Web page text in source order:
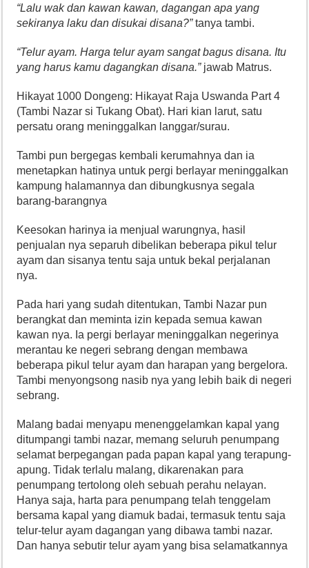
“Lalu wak dan kawan kawan, dagangan apa yang
sekiranya laku dan disukai disana?”tanya tambi.
“Telur ayam. Harga telur ayam sangat bagus disana. Itu
yang harus kamu dagangkan disana.”jawab Matrus.
Hikayat 1000 Dongeng: Hikayat Raja Uswanda Part 4
(Tambi Nazar si Tukang Obat). Hari kian larut, satu
persatu orang meninggalkan langgar/surau.
Tambi pun bergegas kembali kerumahnya dan ia
menetapkan hatinya untuk pergi berlayar meninggalkan
kampung halamannya dan dibungkusnya segala
barang-barangnya
Keesokan harinya ia menjual warungnya, hasil
penjualan nya separuh dibelikan beberapa pikul telur
ayam dan sisanya tentu saja untuk bekal perjalanan
nya.
Pada hari yang sudah ditentukan, Tambi Nazar pun
berangkat dan meminta izin kepada semua kawan
kawan nya. Ia pergi berlayar meninggalkan negerinya
merantau ke negeri sebrang dengan membawa
beberapa pikul telur ayam dan harapan yang bergelora.
Tambi menyongsong nasib nya yang lebih baik di negeri
sebrang.
Malang badai menyapu menenggelamkan kapal yang
ditumpangi tambi nazar, memang seluruh penumpang
selamat berpegangan pada papan kapal yang terapung-
apung. Tidak terlalu malang, dikarenakan para
penumpang tertolong oleh sebuah perahu nelayan.
Hanya saja, harta para penumpang telah tenggelam
bersama kapal yang diamuk badai, termasuk tentu saja
telur-telur ayam dagangan yang dibawa tambi nazar.
Dan hanya sebutir telur ayam yang bisa selamatkannya